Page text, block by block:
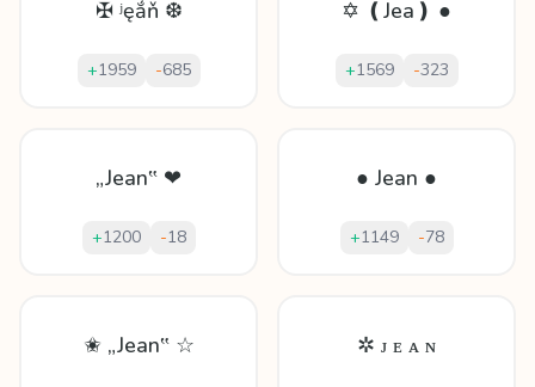
✠ ʲęắň ❆
+1959 -685
✡ ❪Jea❫ ●
+1569 -323
„Jean‟ ❤
+1200 -18
● Jean ●
+1149 -78
✬ „Jean‟ ☆ ✲ ᴊ ᴇ ᴀ ɴ